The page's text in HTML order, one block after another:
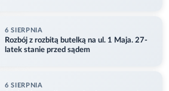
6 SIERPNIA
Rozbój z rozbitą butelką na ul. 1 Maja. 27-
latek stanie przed sądem
6 SIERPNIA